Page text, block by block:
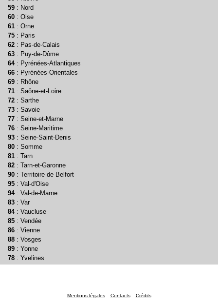
59 : Nord
60 : Oise
61 : Orne
75 : Paris
62 : Pas-de-Calais
63 : Puy-de-Dôme
64: Pyrénées-Atlantiques
66 : Pyrénées-Orientales
69 : Rhône
71 : Saône-et-Loire
72 : Sarthe
73 : Savoie
77 : Seine-et-Marne
76 : Seine-Maritime
93 : Seine-Saint-Denis
80 : Somme
81 : Tarn
82 : Tarn-et-Garonne
90 : Territoire de Belfort
95 : Val-d'Oise
94: Val-de-Marne
83 : Var
84: Vaucluse
85 : Vendée
86 : Vienne
88 : Vosges
89 : Yonne
78 : Yvelines
Mentions légales Contacts Crédits